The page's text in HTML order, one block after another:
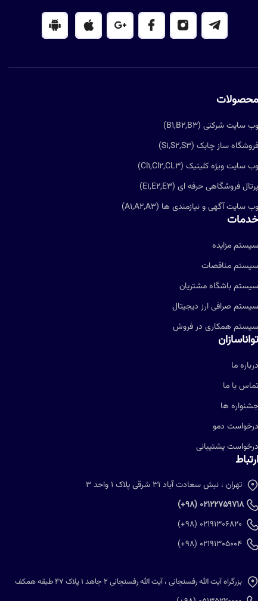
محصولات
وب سایت شرکتی (B1,B2,B3)
فروشگاه ساز چابک (S1,S2,S3)
وب سایت ویژه کلینیک (Cl1,Cl2,CL3)
پرتال فروشگاهی حرفه ای (E1,E2,E3)
وب سایت آگهی و نیازمندی ها (A1,A2,A3)
خدمات
سیستم مزایده
سیستم مناقصات
سیستم باشگاه مشتریان
سیستم صرافی ارز دیجیتال
سیستم همکاری در فروش
تواناسازان
درباره ما
تماس با ما
جشنواره ها
درخواست دمو
درخواست پشتیبانی
ارتباط
تهران ، نبش سعادت آباد 31 شرقی پلاک 1 واحد 3
02122759718 (98+)
02191306820 (98+)
02191305004 (98+)
بزرگراه آیت الله رفسنجانی ، آیت الله رفسنجانی 2 جاهد 1 پلاک 47 طبقه همکف